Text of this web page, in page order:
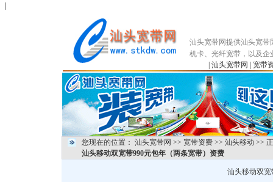
汕头宽带网提供汕头宽带
机卡、光纤宽带，以及
汕头宽带网 宽带
您现在的位置： 汕头宽带网 >> 宽带资费 >> 汕头移动 >>
汕头移动双宽带990元包年（两条宽带）资费
汕头移动双宽